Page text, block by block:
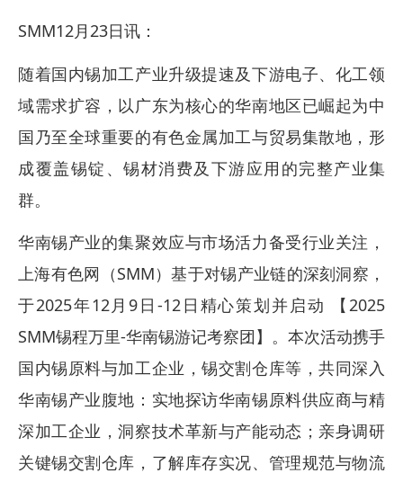
SMM12月23日讯：
随着国内锡加工产业升级提速及下游电子、化工领
域需求扩容，以广东为核心的华南地区已崛起为中
国乃至全球重要的有色金属加工与贸易集散地，形
成覆盖锡锭、锡材消费及下游应用的完整产业集
群。
华南锡产业的集聚效应与市场活力备受行业关注，
上海有色网（SMM）基于对锡产业链的深刻洞察，
于2025年12月9日-12日精心策划并启动 【2025
SMM锡程万里-华南锡游记考察团】。本次活动携手
国内锡原料与加工企业，锡交割仓库等，共同深入
华南锡产业腹地：实地探访华南锡原料供应商与精
深加工企业，洞察技术革新与产能动态；亲身调研
关键锡交割仓库，了解库存实况、管理规范与物流